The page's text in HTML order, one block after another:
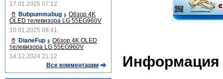
17.01.2025 07:12
Bubpummabug
Обзор 4K
OLED телевизора LG 55EG960V
10.01.2025 08:41
DianeFup
Обзор 4K OLED
телевизора LG 55EG960V
14.12.2024 21:12
Все комментарии